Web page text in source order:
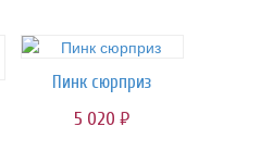
Пинк сюрприз
5 020 руб.